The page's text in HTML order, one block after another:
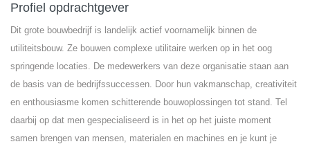
Profiel opdrachtgever
Dit grote bouwbedrijf is landelijk actief voornamelijk binnen de
utiliteitsbouw. Ze bouwen complexe utilitaire werken op in het oog
springende locaties. De medewerkers van deze organisatie staan aan
de basis van de bedrijfssuccessen. Door hun vakmanschap, creativiteit
en enthousiasme komen schitterende bouwoplossingen tot stand. Tel
daarbij op dat men gespecialiseerd is in het op het juiste moment
samen brengen van mensen, materialen en machines en je kunt je